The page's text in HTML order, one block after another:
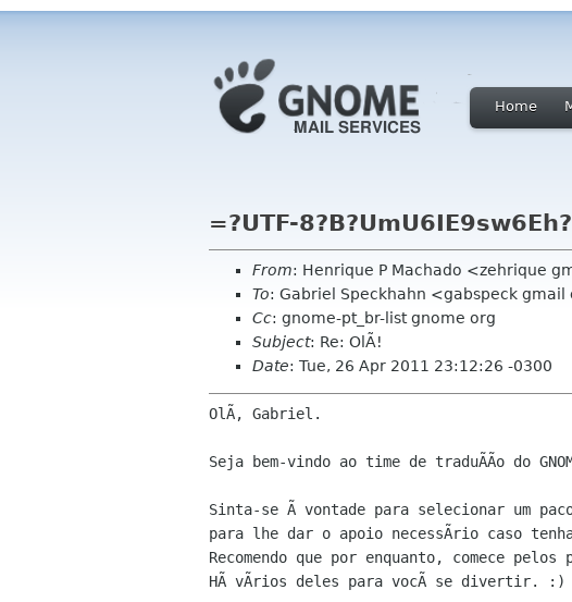
Home
=?UTF-
From: Henrique P Machado <zehrique
To: Gabriel Speckhahn <gabspeck gmail
Cc: gnome-pt_br-list gnome org
Subject: Re: OlÃ!
Date: Tue, 26 Apr 2011 23:12:26 -0300
OlÃ, Gabriel.
Seja bem-vindo ao time de traduÃÃo do
Sinta-se Ã vontade para selecionar um
para lhe dar o apoio necessÃrio caso
Recomendo que por enquanto, comece
HÃ vÃrios deles para vocÃ se divertir. :)